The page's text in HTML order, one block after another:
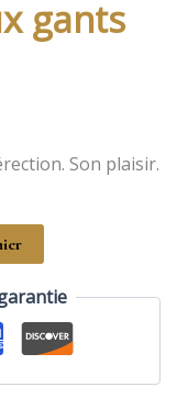
gants
Son plaisir.